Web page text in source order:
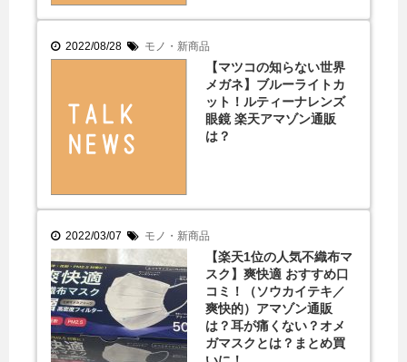
2022/08/28 モノ・新商品
【マツコの知らない世界
メガネ】ブルーライトカ
ット！ルティーナレンズ
眼鏡 楽天アマゾン通販
は？
2022/03/07 モノ・新商品
【楽天1位の人気不織布マ
スク】爽快適 おすすめ口
コミ！（ソウカイテキ／
爽快的）アマゾン通販
は？耳が痛くない？オメ
ガマスクとは？まとめ買